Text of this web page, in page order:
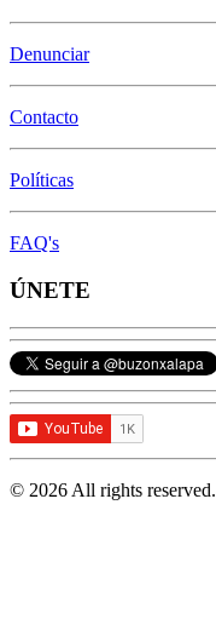
Denunciar
Contacto
Políticas
FAQ's
ÚNETE
© 2026 All rights reserved.